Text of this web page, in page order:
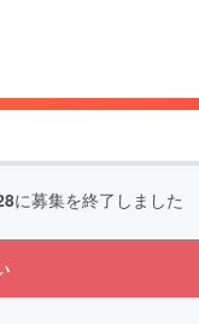
に募集を終了しました